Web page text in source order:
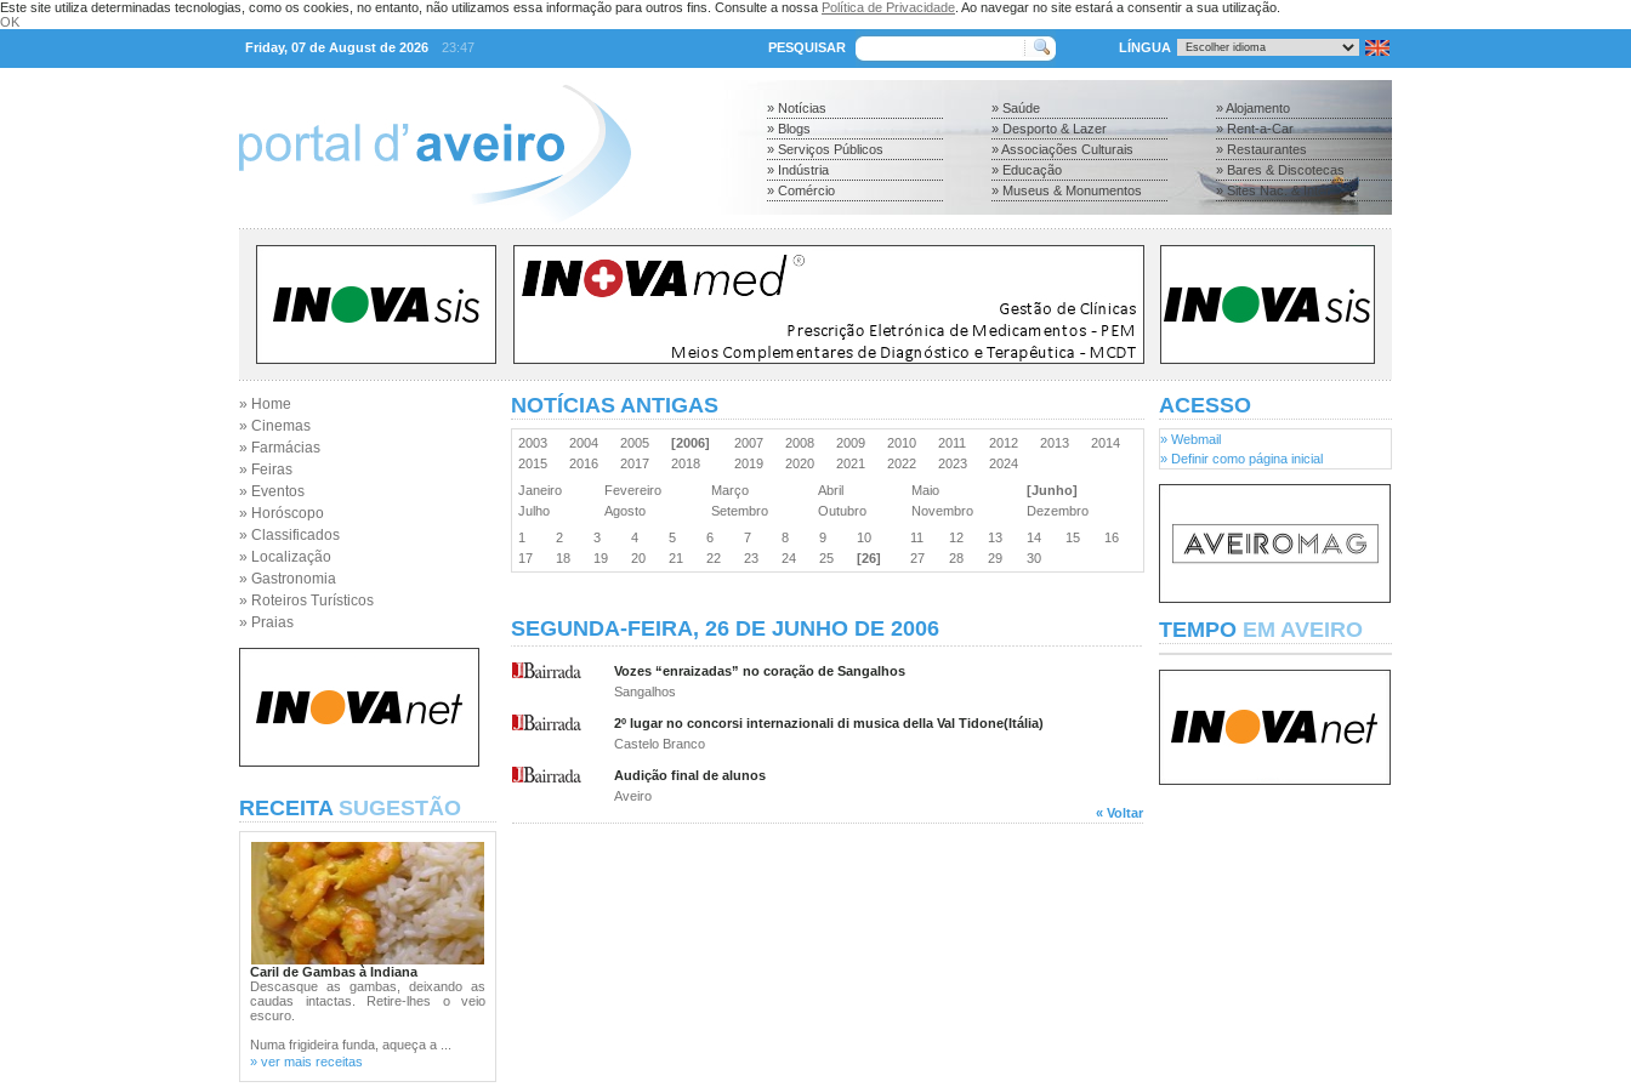
Este site utiliza determinadas tecnologias, como os cookies, no entanto, não utilizamos essa informação para outros fins. Consulte a nossa Política de Privacidade . Ao navegar no site estará a consentir a sua utilização.
OK
Friday, 07 de August de 2026
23:47 PESQUISAR LÍNGUA
» Notícias
» Blogs
» Serviços Públicos
» Indústria
» Comércio
» Saúde
» Desporto & Lazer
» Associações Culturais
» Educação
» Museus & Monumentos
» Alojamento
» Rent-a-Car
» Restaurantes
» Bares & Discotecas
» Sites Nac. & Inter.
» Home
» Cinemas
» Farmácias
» Feiras
» Eventos
» Horóscopo
» Classificados
» Localização
» Gastronomia
» Roteiros Turísticos
» Praias
RECEITA SUGESTÃO
Caril de Gambas à Indiana
Descasque as gambas, deixando as
caudas intactas. Retire-lhes o veio
escuro.
Numa frigideira funda, aqueça a ...
» ver mais receitas
NOTÍCIAS ANTIGAS
2003 2004 2005 [2006] 2007 2008 2009 2010 2011 2012 2013
2014
2015
2016 2017 2018 2019 2020 2021 2022 2023
2024
Janeiro
Fevereiro Março Abril Maio
[Junho]
Julho
Agosto Setembro Outubro Novembro
Dezembro
1
2 3 4 5 6 7 8 9 10 11 12 13 14 15
16
17
18 19 20 21 22 23 24 25 [26] 27 28 29 30
SEGUNDA-FEIRA, 26 DE JUNHO DE 2006
Vozes “enraizadas” no coração de Sangalhos
Sangalhos
2º lugar no concorsi internazionali di musica della Val Tidone(Itália)
Castelo Branco
Audição final de alunos
Aveiro
« Voltar
ACESSO
» Webmail
» Definir como página inicial
TEMPO EM AVEIRO